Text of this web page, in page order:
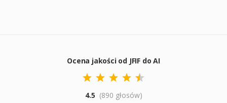
Ocena jakości od JFIF do AI
4.5 (890 głosów)